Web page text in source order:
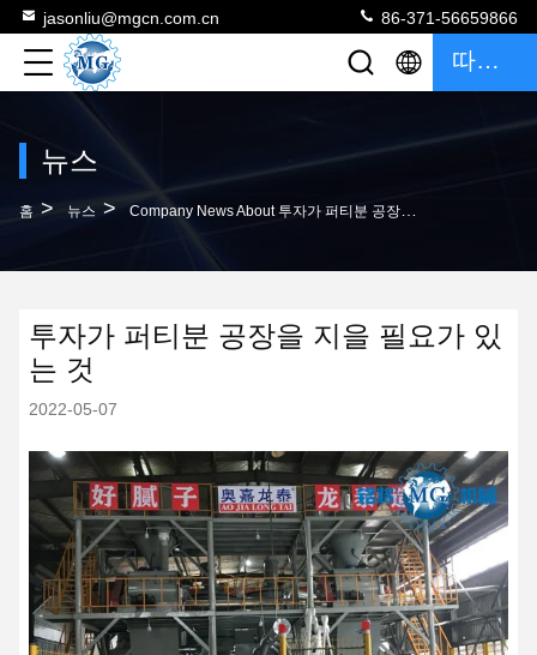
jasonliu@mgcn.com.cn 86-371-56659866
따옴표
뉴스
홈 > 뉴스 > Company News About 투자가 퍼티분 공장을 지을 필요가 있는 것
투자가 퍼티분 공장을 지을 필요가 있
는 것
2022-05-07